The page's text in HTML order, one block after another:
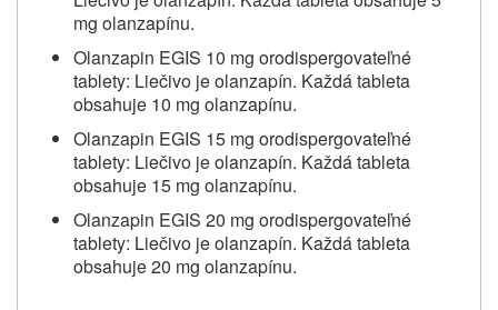
mg olanzapínu.
Olanzapin EGIS 10 mg orodispergovateľné
tablety: Liečivo je olanzapín. Každá tableta
obsahuje 10 mg olanzapínu.
Olanzapin EGIS 15 mg orodispergovateľné
tablety: Liečivo je olanzapín. Každá tableta
obsahuje 15 mg olanzapínu.
Olanzapin EGIS 20 mg orodispergovateľné
tablety: Liečivo je olanzapín. Každá tableta
obsahuje 20 mg olanzapínu.